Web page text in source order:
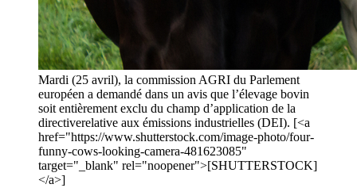
Mardi (25 avril), la commission AGRI du Parlement
européen a demandé dans un avis que l’élevage bovin
soit entièrement exclu du champ d’application de la
directiverelative aux émissions industrielles (DEI). [<a
href="https://www.shutterstock.com/image-photo/four-
funny-cows-looking-camera-481623085"
target="_blank" rel="noopener">[SHUTTERSTOCK]
</a>]